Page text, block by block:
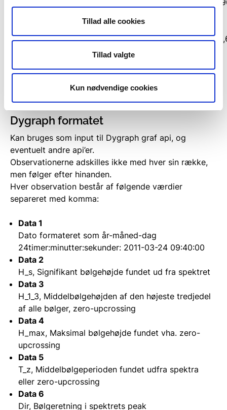
Tillad alle cookies
Tillad valgte
Kun nødvendige cookies
Dygraph formatet
Kan bruges som input til Dygraph graf api, og
eventuelt andre api’er.
Observationerne adskilles ikke med hver sin række,
men følger efter hinanden.
Hver observation består af følgende værdier
separeret med komma:
Data 1
Dato formateret som år-måned-dag
24timer:minutter:sekunder: 2011-03-24 09:40:00
Data 2
H_s, Signifikant bølgehøjde fundet ud fra spektret
Data 3
H_1_3, Middelbølgehøjden af den højeste tredjedel
af alle bølger, zero-upcrossing
Data 4
H_max, Maksimal bølgehøjde fundet vha. zero-
upcrossing
Data 5
T_z, Middelbølgeperioden fundet udfra spektra
eller zero-upcrossing
Data 6
Dir, Bølgeretning i spektrets peak